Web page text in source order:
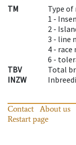
TM
Type
1 -
2 -
3 - line
4 - race
6 -
TBV
Total
INZW
Contact About us
Restart page